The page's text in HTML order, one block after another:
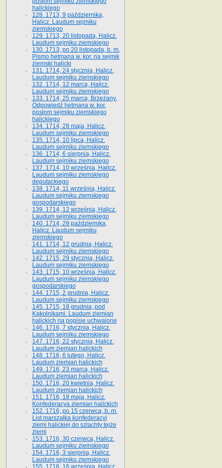
halickiego
128. 1713, 9 października,
Halicz. Laudum sejmiku
ziemskiego
129. 1713, 20 listopada, Halicz.
Laudum sejmiku ziemskiego
130. 1713, po 20 listopada, b. m.
Pismo hetmana w. kor. na sejmik
ziemski halicki
131. 1714, 24 stycznia, Halicz.
Laudum sejmiku ziemskiego
132. 1714, 12 marca, Halicz.
Laudum sejmiku ziemskiego
133. 1714, 25 marca, Brzeżany.
Odpowiedź hetmana w. kor.
posłom sejmiku ziemskiego
halickiego
134. 1714, 28 maja, Halicz.
Laudum sejmiku ziemskiego
135. 1714, 10 lipca, Halicz.
Laudum sejmiku ziemskiego
136. 1714, 6 sierpnia, Halicz.
Laudum sejmiku ziemskiego
137. 1714, 10 września, Halicz.
Laudum sejmiku ziemskiego
deputackiego
138. 1714, 11 września, Halicz.
Laudum sejmiku ziemskiego
gospodarskiego
139. 1714, 12 września, Halicz.
Laudum sejmiku ziemskiego
140. 1714, 29 października,
Halicz. Laudum sejmiku
ziemskiego
141. 1714, 12 grudnia, Halicz.
Laudum sejmiku ziemskiego
142. 1715, 29 stycznia, Halicz.
Laudum sejmiku ziemskiego
143. 1715, 10 września, Halicz.
Laudum sejmiku ziemskiego
gospodarskiego
144. 1715, 2 grudnia, Halicz.
Laudum sejmiku ziemskiego
145. 1715, 18 grudnia, pod
Kąkolnikami. Laudum ziemian
halickich na popisie uchwalone
146. 1716, 7 stycznia, Halicz.
Laudum sejmiku ziemskiego
147. 1716, 22 stycznia, Halicz.
Laudum ziemian halickich
148. 1716, 6 lutego, Halicz.
Laudum ziemian halickich
149. 1716, 23 marca, Halicz.
Laudum ziemian halickich
150. 1716, 20 kwietnia, Halicz.
Laudum ziemian halickich
151. 1716, 18 maja, Halicz.
Konfederacya ziemian halickich
152. 1716, po 15 czerwca, b. m.
List marszałka konfederacyi
ziemi halickiej do szlachty tejże
ziemi
153. 1716, 30 czerwca, Halicz.
Laudum sejmiku ziemskiego
154. 1716, 3 sierpnia, Halicz.
Laudum sejmiku ziemskiego
155. 1716, 16 września, Halicz.